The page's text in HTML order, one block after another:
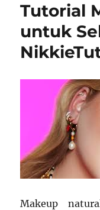
Tutorial
untuk
Makeup